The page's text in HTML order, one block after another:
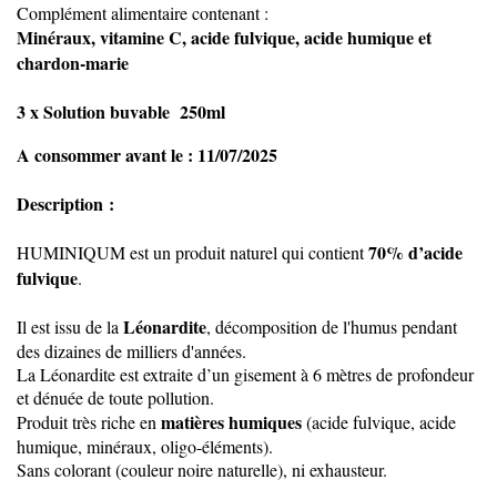
Complément alimentaire contenant :
Minéraux, vitamine C, acide fulvique, acide humique et
chardon-marie
3 x Solution buvable 250ml
A consommer avant le : 11/07/2025
Description :
HUMINIQUM est un produit naturel qui contient70% d’acide
fulvique.
Il est issu de la Léonardite, décomposition de l'humus pendant
des dizaines de milliers d'années.
La Léonardite est extraite d’un gisement à 6 mètres de profondeur
et dénuée de toute pollution.
Produit très riche en matières humiques(acide fulvique, acide
humique, minéraux, oligo-éléments).
Sans colorant (couleur noire naturelle), ni exhausteur.